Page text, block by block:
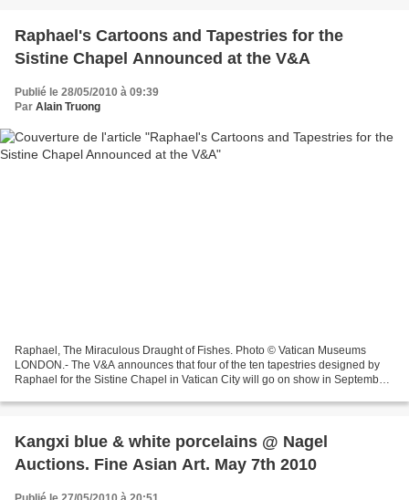
Raphael's Cartoons and Tapestries for the
Sistine Chapel Announced at the V&A
Publié le 28/05/2010 à 09:39
Par Alain Truong
Raphael, The Miraculous Draught of Fishes. Photo © Vatican Museums
LONDON.- The V&A announces that four of the ten tapestries designed by
Raphael for the Sistine Chapel in Vatican City will go on show in September
Kangxi blue & white porcelains @ Nagel
Auctions. Fine Asian Art. May 7th 2010